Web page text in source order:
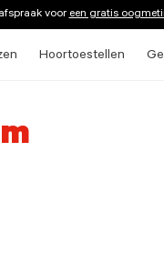
vooreen gratis
Hoortoestellen